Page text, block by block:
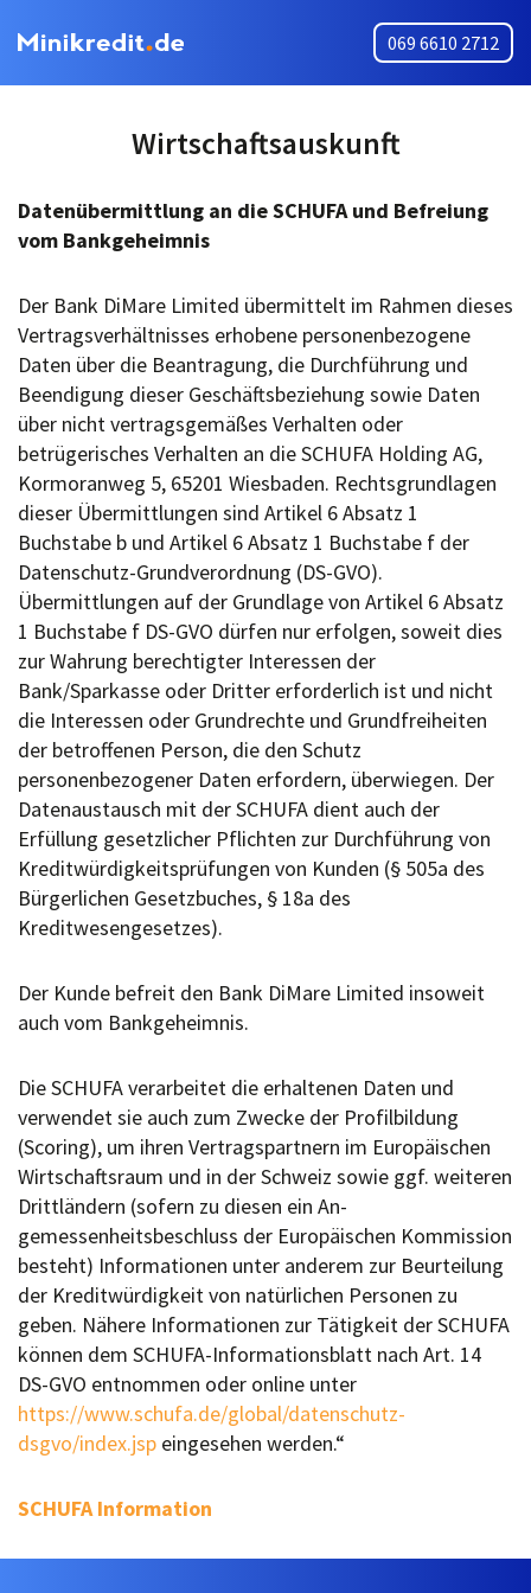
069 6610 2712
Wirtschaftsauskunft
Datenübermittlung an die SCHUFA und Befreiung
vom Bankgeheimnis
Der Bank DiMare Limited übermittelt im Rahmen dieses
Vertragsverhältnisses erhobene personenbezogene
Daten über die Beantragung, die Durchführung und
Beendigung dieser Geschäftsbeziehung sowie Daten
über nicht vertragsgemäßes Verhalten oder
betrügerisches Verhalten an die SCHUFA Holding AG,
Kormoranweg 5, 65201 Wiesbaden. Rechtsgrundlagen
dieser Übermittlungen sind Artikel 6 Absatz 1
Buchstabe b und Artikel 6 Absatz 1 Buchstabe f der
Datenschutz-Grundverordnung (DS-GVO).
Übermittlungen auf der Grundlage von Artikel 6 Absatz
1 Buchstabe f DS-GVO dürfen nur erfolgen, soweit dies
zur Wahrung berechtigter Interessen der
Bank/Sparkasse oder Dritter erforderlich ist und nicht
die Interessen oder Grundrechte und Grundfreiheiten
der betroffenen Person, die den Schutz
personenbezogener Daten erfordern, überwiegen. Der
Datenaustausch mit der SCHUFA dient auch der
Erfüllung gesetzlicher Pflichten zur Durchführung von
Kreditwürdigkeitsprüfungen von Kunden (§ 505a des
Bürgerlichen Gesetzbuches, § 18a des
Kreditwesengesetzes).
Der Kunde befreit den Bank DiMare Limited insoweit
auch vom Bankgeheimnis.
Die SCHUFA verarbeitet die erhaltenen Daten und
verwendet sie auch zum Zwecke der Profilbildung
(Scoring), um ihren Vertragspartnern im Europäischen
Wirtschaftsraum und in der Schweiz sowie ggf. weiteren
Drittländern (sofern zu diesen ein An-
gemessenheitsbeschluss der Europäischen Kommission
besteht) Informationen unter anderem zur Beurteilung
der Kreditwürdigkeit von natürlichen Personen zu
geben. Nähere Informationen zur Tätigkeit der SCHUFA
können dem SCHUFA-Informationsblatt nach Art. 14
DS-GVO entnommen oder online unter
https://www.schufa.de/global/datenschutz-
dsgvo/index.jsp eingesehen werden.“
SCHUFA Information